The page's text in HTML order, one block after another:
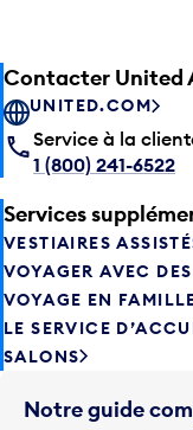
Contacter United
UNITED.COM
Service à la
1 (800) 241-6522
Services
VESTIAIRES
VOYAGER AVEC
VOYAGE EN
LE SERVICE
SALONS
Notre guide